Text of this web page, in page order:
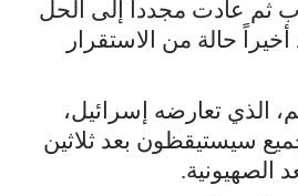
ثم عادت مجدداً إلى الحل
حالة من الاستقرار
الذي تعارضه إسرائيل،
سيستيقظون بعد ثلاثين
الصهيونية.